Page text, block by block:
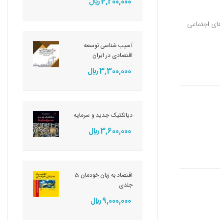
اجتماعی
آسیب شناسی توسعه
اقتصادی در ایران
3,300,000 ريال
دیالکتیک جدید و سرمایه
3,600,000 ريال
اقتصاد به زبان خودمان 5
جلدی
9,000,000 ريال